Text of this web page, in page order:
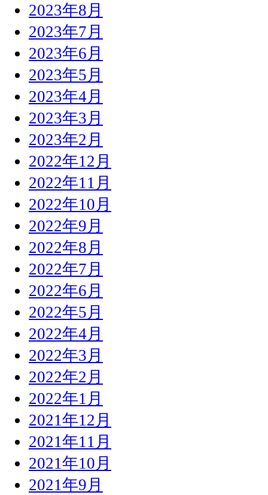
2023年8月
2023年7月
2023年6月
2023年5月
2023年4月
2023年3月
2023年2月
2022年12月
2022年11月
2022年10月
2022年9月
2022年8月
2022年7月
2022年6月
2022年5月
2022年4月
2022年3月
2022年2月
2022年1月
2021年12月
2021年11月
2021年10月
2021年9月